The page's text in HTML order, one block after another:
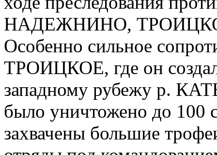
НАДЕЖНИНО, ТРОИЦКОЕ
Особенно сильное
ТРОИЦКОЕ, где он
западному рубежу р.
было уничтожено до 100
захвачены большие